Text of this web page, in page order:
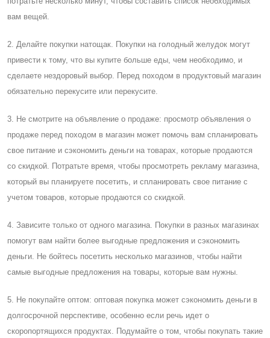
вам вещей.
2. Делайте покупки натощак. Покупки на голодный желудок могут
привести к тому, что вы купите больше еды, чем необходимо, и
сделаете нездоровый выбор. Перед походом в продуктовый магазин
обязательно перекусите или перекусите.
3. Не смотрите на объявление о продаже: просмотр объявления о
продаже перед походом в магазин может помочь вам спланировать
свое питание и сэкономить деньги на товарах, которые продаются
со скидкой. Потратьте время, чтобы просмотреть рекламу магазина,
который вы планируете посетить, и спланировать свое питание с
учетом товаров, которые продаются со скидкой.
4. Зависите только от одного магазина. Покупки в разных магазинах
помогут вам найти более выгодные предложения и сэкономить
деньги. Не бойтесь посетить несколько магазинов, чтобы найти
самые выгодные предложения на товары, которые вам нужны.
5. Не покупайте оптом: оптовая покупка может сэкономить деньги в
долгосрочной перспективе, особенно если речь идет о
скоропортящихся продуктах. Подумайте о том, чтобы покупать такие